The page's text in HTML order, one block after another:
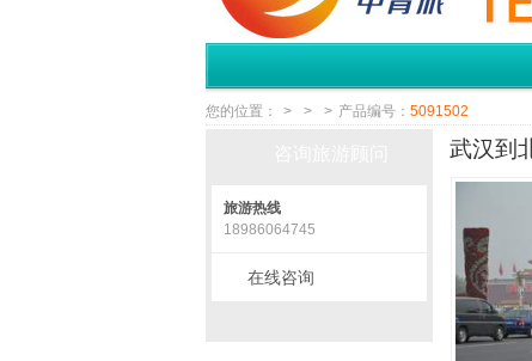
您的位置： > > > 产品编号： 5091502
武汉到
旅游热线
18986064745
在线咨询